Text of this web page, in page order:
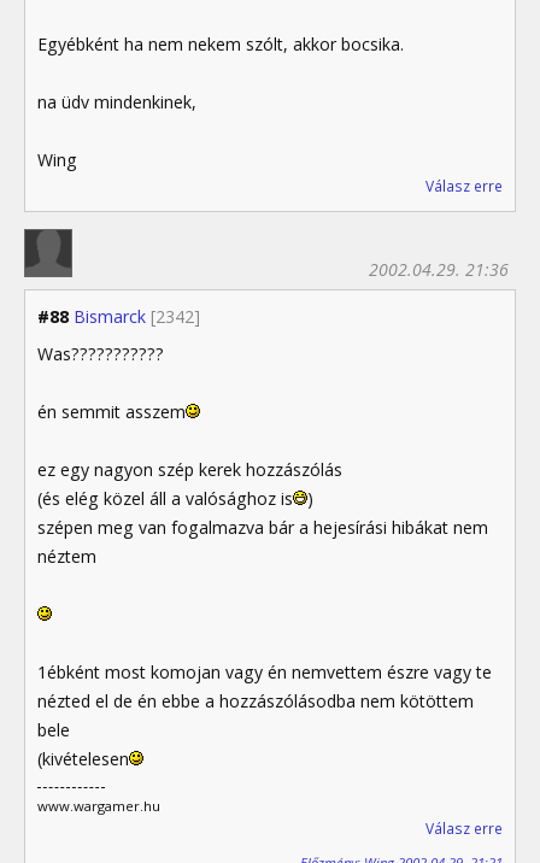
Egyébként ha nem nekem szólt, akkor bocsika.
na üdv mindenkinek,
Wing
Válasz erre
#88 Bismarck [2342]
2002.04.29. 21:36
Was???????????
én semmit asszem
ez egy nagyon szép kerek hozzászólás
(és elég közel áll a valósághoz is
)
szépen meg van fogalmazva bár a hejesírási hibákat nem
néztem
1ébként most komojan vagy én nemvettem észre vagy te
nézted el de én ebbe a hozzászólásodba nem kötöttem
bele
(kivételesen
www.wargamer.hu
Válasz erre